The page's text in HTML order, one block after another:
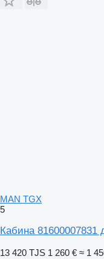
MAN TGX
5
Кабина 81600007831
13 420 TJS 1 260 € ≈ 1